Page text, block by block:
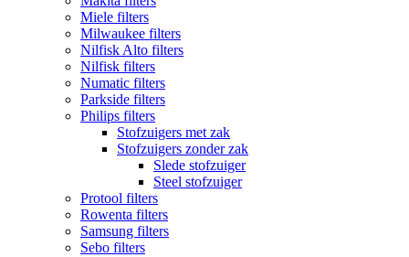
Miele filters
Milwaukee filters
Nilfisk Alto filters
Nilfisk filters
Numatic filters
Parkside filters
Philips filters
Stofzuigers met zak
Stofzuigers zonder zak
Slede stofzuiger
Steel stofzuiger
Protool filters
Rowenta filters
Samsung filters
Sebo filters